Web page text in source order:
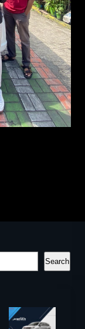
Search